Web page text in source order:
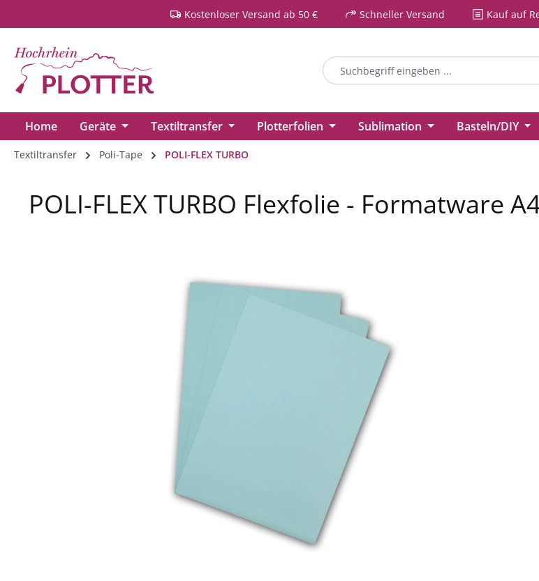
Zur Hauptnavigation springenKostenloser Versand ab 50 € Schneller Versand Kauf auf
Home Geräte Textiltransfer Plotterfolien Sublimation Basteln/DIY
Textiltransfer Poli-Tape POLI-FLEX TURBO
POLI-FLEX TURBO Flexfolie - Formatware